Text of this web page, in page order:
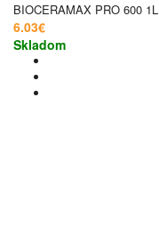
BIOCERAMAX PRO 600 1L
6.03€
Skladom